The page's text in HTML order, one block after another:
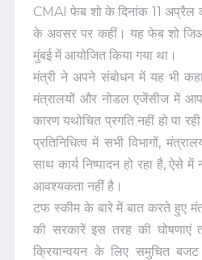
CMAI फेब शो के दिनांक 11 अप्रैल
के अवसर पर कहीं। यह फेब शो
मुंबई में आयोजित किया गया था।
मंत्री ने अपने संबोधन में यह भी कहा
मंत्रालयों और नोडल एजेंसीज में
कारण यथोचित प्रगति नहीं हो पा
प्रतिनिधित्व में सभी विभागों,
साथ कार्य निष्पादन हो रहा है, ऐसे
आवश्यकता नहीं है।
टफ स्कीम के बारे में बात करते हुए
की सरकारें इस तरह की घोषणाएं
क्रियान्वयन के लिए समुचित